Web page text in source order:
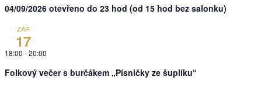
04/09/2026 otevřeno do 23 hod (od 15 hod bez salonku)
ZÁŘ
17
18:00 -20:00
Folkový večer s burčákem „Písničky ze šuplíku“